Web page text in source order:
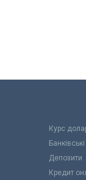
Курс
Депозити
Кредит